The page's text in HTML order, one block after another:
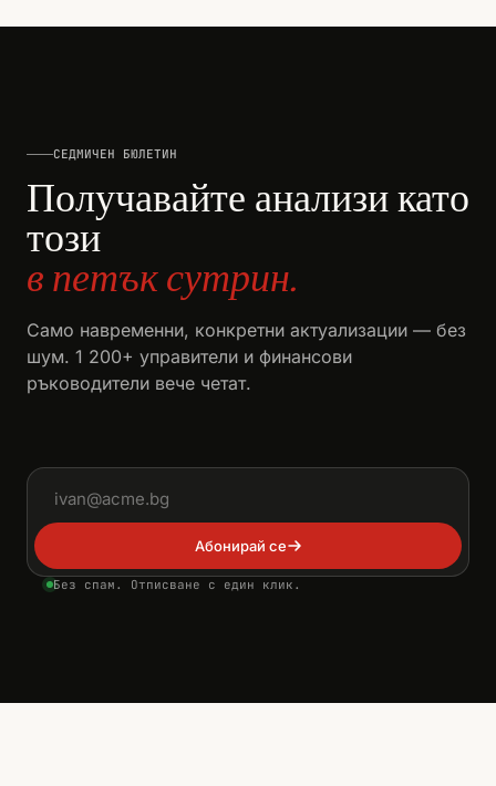
СЕДМИЧЕН БЮЛЕТИН
Получавайте анализи като
този
в петък сутрин.
Само навременни, конкретни актуализации — без
шум. 1 200+ управители и финансови
ръководители вече четат.
Абонирай се
Без спам. Отписване с един клик.